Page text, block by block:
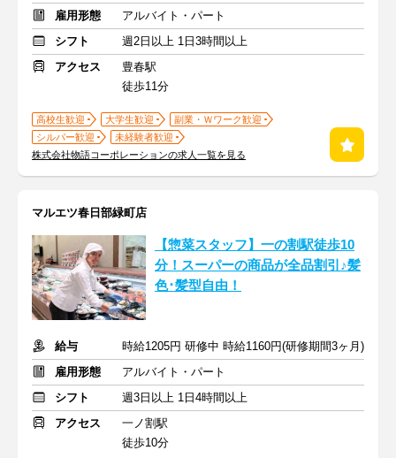
雇用形態
アルバイト・パート
シフト
週2日以上 1日3時間以上
アクセス
豊春駅
徒歩11分
高校生歓迎 大学生歓迎
副業・Ｗワーク歓迎
シルバー歓迎
未経験者歓迎
株式会社物語コーポレーションの求人一覧を見る
マルエツ春日部緑町店
【惣菜スタッフ】一の割駅徒歩10
分！スーパーの商品が全品割引♪髪
色･髪型自由！
給与
時給1205円 研修中 時給1160円(研修期間3ヶ月)
雇用形態
アルバイト・パート
シフト
週3日以上 1日4時間以上
アクセス
一ノ割駅
徒歩10分